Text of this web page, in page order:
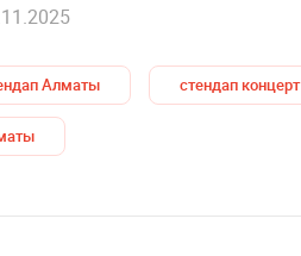
Алматы стендап концерт